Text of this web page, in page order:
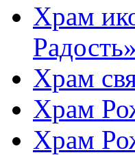
Храм
Храм
Храм
Храм